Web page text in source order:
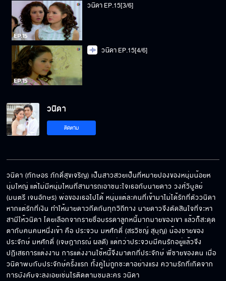
วนิดา EP.15[3/6]
วนิดา EP.15[4/6]
วนิดา
ติดตาม
วนิดา (ทักษอร ภักดิ์สุขเจริญ) เป็นสาวสวยเป็นที่หมายปองของหนุ่มน้อยห
นุ่มใหญ่ แต่ไม่มีหนุ่มไหนที่สามารถเอาชนะใจเธอกับนายดาว วงศ์วิบูลย์
(มนตรี เจนอักษร) พ่อของเธอไปได้ หนุ่มแต่ละคนที่เข้ามาไม่ได้รักที่ตัววนิดา
หากแต่รักที่เงิน ทำให้นายดาวกีดกันทุกวิถีทาง นายดาวจึงตัดสินใจที่จะหา
สามีให้วนิดา โดยเลือกจากรายชื่อบรรดาลูกหนี้มากมายของเขา แล้วก็สะดุด
ตากับคนคนหนึ่งเข้า คือ ประจวบ มหศักดิ์ (สรวิชญ์ สุบุญ) น้องชายของ
ประจักษ์ มหศักดิ์ (เจษฎาภรณ์ ผลดี) แต่ทว่าประจวบมีคนรักอยู่แล้วจึง
ปฏิเสธการแต่งงาน การแต่งงานใช้หนี้จึงมาตกที่ประจักษ์ พี่ชายของตน เมื่อ
วนิดาพบกับประจักษ์ครั้งแรก ทั้งคู่ไม่ถูกชะตาอย่างแรง ความรักที่เกิดจาก
การบังคับจะลงเอยเช่นไรติดตามชมละคร วนิดา